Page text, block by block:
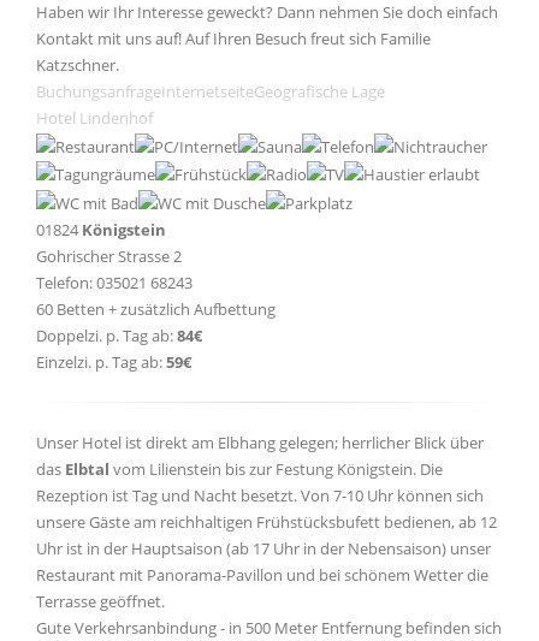
Haben wir Ihr Interesse geweckt? Dann nehmen Sie doch einfach
Kontakt mit uns auf! Auf Ihren Besuch freut sich Familie
Katzschner.
BuchungsanfrageInternetseiteGeografische Lage
Hotel Lindenhof
01824 Königstein
Gohrischer Strasse 2
Telefon: 035021 68243
60 Betten + zusätzlich Aufbettung
Doppelzi. p. Tag ab:84€
Einzelzi. p. Tag ab:59€
Unser Hotel ist direkt am Elbhang gelegen; herrlicher Blick über
das Elbtal vom Lilienstein bis zur Festung Königstein. Die
Rezeption ist Tag und Nacht besetzt. Von 7-10 Uhr können sich
unsere Gäste am reichhaltigen Frühstücksbufett bedienen, ab 12
Uhr ist in der Hauptsaison (ab 17 Uhr in der Nebensaison) unser
Restaurant mit Panorama-Pavillon und bei schönem Wetter die
Terrasse geöffnet.
Gute Verkehrsanbindung - in 500 Meter Entfernung befinden sich